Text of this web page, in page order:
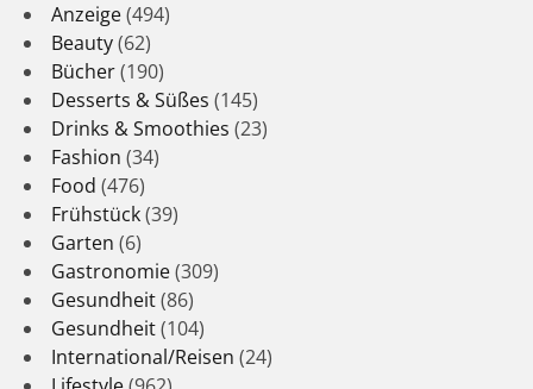
Anzeige(494)
Beauty(62)
Bücher(190)
Desserts & Süßes (145)
Drinks & Smoothies (23)
Fashion (34)
Food (476)
Frühstück(39)
Garten (6)
Gastronomie(309)
Gesundheit(86)
Gesundheit(104)
International/Reisen (24)